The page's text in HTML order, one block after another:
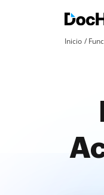
Inicio